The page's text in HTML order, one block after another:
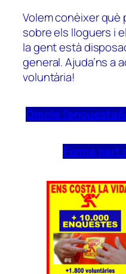
Volem conèixer què
sobre els lloguers i
la gent està
general. Ajuda’ns
voluntària!
Omple l’enquesta
Forma part